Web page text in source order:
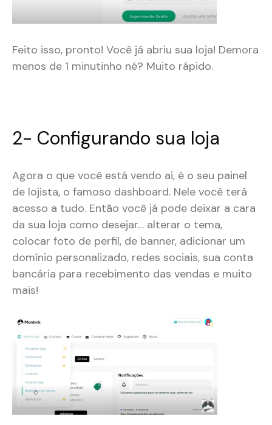
Feito isso, pronto! Você já abriu sua loja! Demora
menos de 1 minutinho né? Muito rápido.
2- Configurando sua loja
Agora o que você está vendo ai, é o seu painel
de lojista, o famoso dashboard. Nele você terá
acesso a tudo. Então você já pode deixar a cara
da sua loja como desejar… alterar o tema,
colocar foto de perfil, de banner, adicionar um
domínio personalizado, redes sociais, sua conta
bancária para recebimento das vendas e muito
mais!